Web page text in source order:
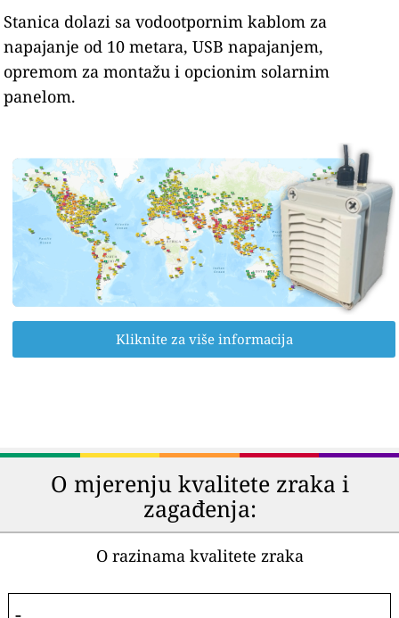
Stanica dolazi sa vodootpornim kablom za
napajanje od 10 metara, USB napajanjem,
opremom za montažu i opcionim solarnim
panelom.
Kliknite za više informacija
O mjerenju kvalitete zraka i
zagađenja:
O razinama kvalitete zraka